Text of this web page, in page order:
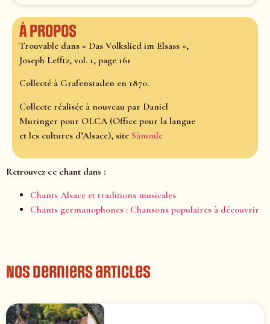
À propos
Trouvable dans « Das Volkslied im Elsass »,
Joseph Lefftz, vol. 1, page 161
Collecté à Grafenstaden en 1870.
Collecte réalisée à nouveau par Daniel
Muringer pour OLCA (Office pour la langue
et les cultures d’Alsace), site Sàmmle
Retrouvez ce chant dans :
Chants Alsace et traditions musicales
Chants germanophones : Chansons populaires à découvrir
Nos derniers articles